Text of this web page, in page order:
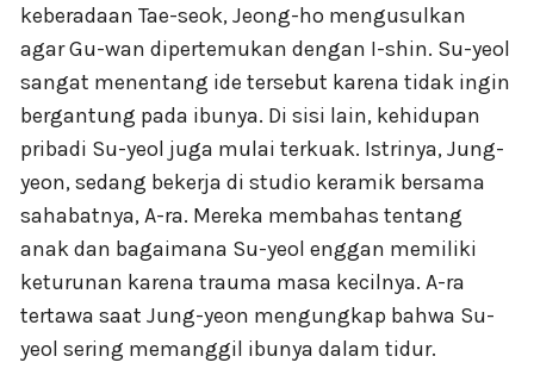
keberadaan Tae-seok, Jeong-ho mengusulkan
agar Gu-wan dipertemukan dengan I-shin. Su-yeol
sangat menentang ide tersebut karena tidak ingin
bergantung pada ibunya. Di sisi lain, kehidupan
pribadi Su-yeol juga mulai terkuak. Istrinya, Jung-
yeon, sedang bekerja di studio keramik bersama
sahabatnya, A-ra. Mereka membahas tentang
anak dan bagaimana Su-yeol enggan memiliki
keturunan karena trauma masa kecilnya. A-ra
tertawa saat Jung-yeon mengungkap bahwa Su-
yeol sering memanggil ibunya dalam tidur.